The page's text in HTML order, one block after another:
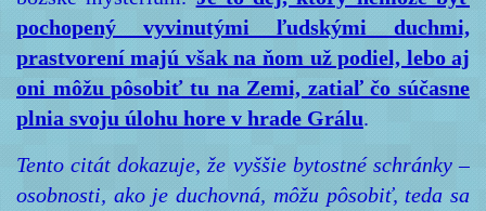
pochopený vyvinutými ľudskými duchmi,
prastvorení majú však na ňom už podiel, lebo aj
oni môžu pôsobiť tu na Zemi, zatiaľ čo súčasne
plnia svoju úlohu hore v hrade Grálu.
Tento citát dokazuje, že vyššie bytostné schránky –
osobnosti, ako je duchovná, môžu pôsobiť, teda sa